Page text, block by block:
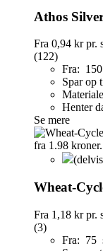
Athos
Fra 0,94 krpr.
(122)
Fra:
Spar op
Henter
Se mere
Wheat-
Fra 1,18 krpr.
(3)
Fra: 75